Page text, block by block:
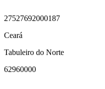
27527692000187
Ceará
Tabuleiro do Norte
62960000